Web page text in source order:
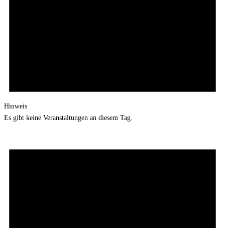
Hinweis
Es gibt keine Veranstaltungen an diesem Tag.